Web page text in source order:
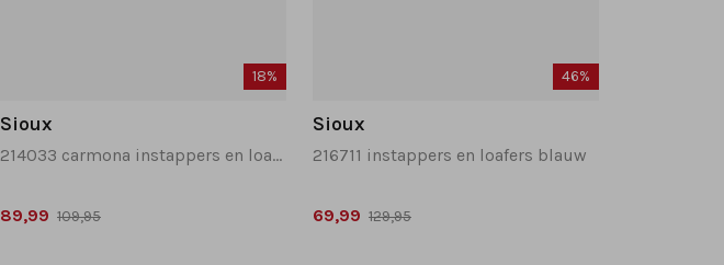
18%
Sioux
214033 carmona instappers en loafers caramel
89,99 109,95
46%
Sioux
216711 instappers en loafers blauw
69,99 129,95